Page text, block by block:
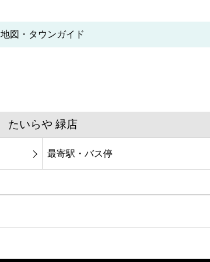
地図・タウンガイド
たいらや 緑店
最寄駅・バス停